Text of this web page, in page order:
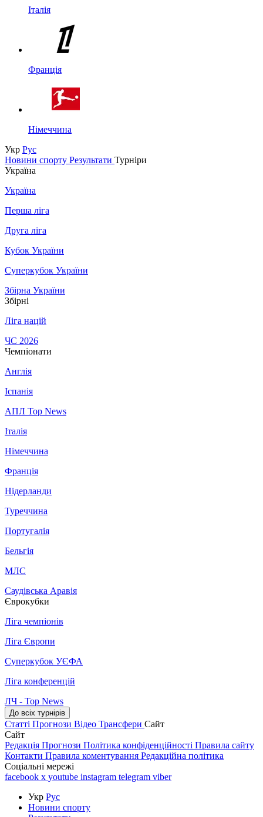
Італія
Франція
Німеччина
Укр Рус
Новини спорту Результати Турніри
Україна
Україна
Перша ліга
Друга ліга
Кубок України
Суперкубок України
Збірна України
Збірні
Ліга націй
ЧС 2026
Чемпіонати
Англія
Іспанія
АПЛ Top News
Італія
Німеччина
Франція
Нідерланди
Туреччина
Португалія
Бельгія
МЛС
Саудівська Аравія
Єврокубки
Ліга чемпіонів
Ліга Європи
Суперкубок УЄФА
Ліга конференцій
ЛЧ - Top News
До всіх турнірів
Статті Прогнози Відео Трансфери Сайт
Сайт
Редакція Прогнози Політика конфіденційності Правила сайту
Контакти Правила коментування Редакційна політика
Соціальні мережі
facebook x youtube instagram telegram viber
Укр Рус
Новини спорту